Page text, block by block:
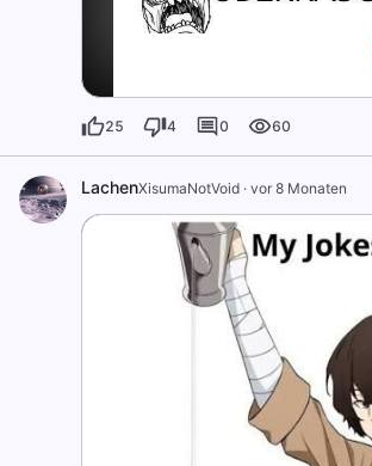
25 4 0 60
LachenXisumaNotVoid · vor 8 Monaten